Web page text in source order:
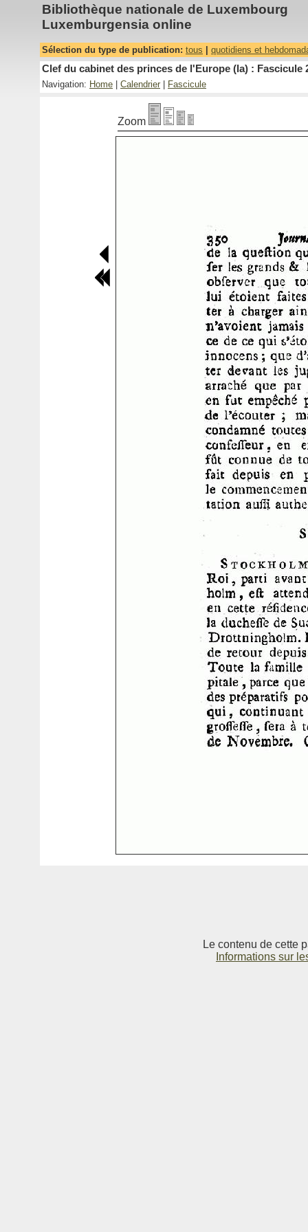
Bibliothèque nationale de Luxembourg
Luxemburgensia online
Sélection du type de publication: tous quotidiens et
Clef du cabinet des princes de l'Europe (la) : Fascicule
Navigation: Home Calendrier Fascicule
Zoom
Le contenu de cette
Informations sur